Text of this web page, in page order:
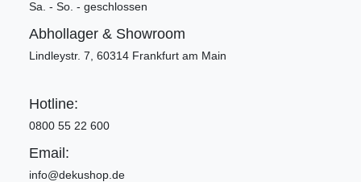
Sa. - So. - geschlossen
Abhollager & Showroom
Lindleystr. 7, 60314 Frankfurt am Main
Hotline:
0800 55 22 600
Email:
info@dekushop.de